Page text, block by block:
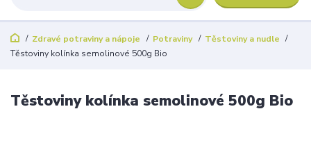
Zdravé potraviny a nápoje Potraviny
Těstoviny a nudle
Těstoviny kolínka semolinové 500g Bio
Těstoviny kolínka semolinové 500g Bio